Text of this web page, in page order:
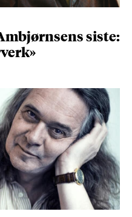
siste: